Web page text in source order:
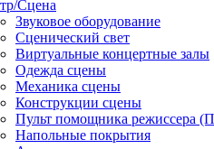
Сцена
Звуковое оборудование
Сценический свет
Виртуальные концертные залы
Одежда сцены
Механика сцены
Конструкции сцены
Пульт помощника режиссера
Напольные покрытия